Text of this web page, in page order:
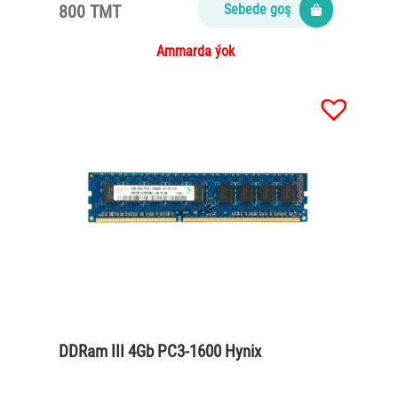
800 TMT Sebede goş
Ammarda ýok
DDRam III 4Gb PC3-1600 Hynix